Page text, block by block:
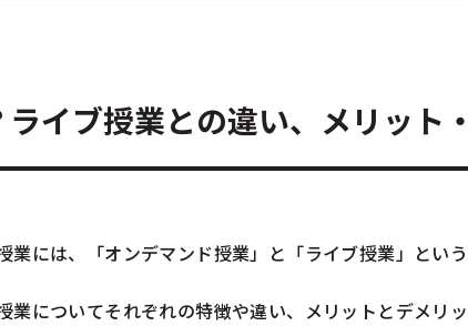
イブ授業との違い、メリット
には、「オンデマンド授業」と「ライブ授業」という
業についてそれぞれの特徴や違い、メリットとデメリ